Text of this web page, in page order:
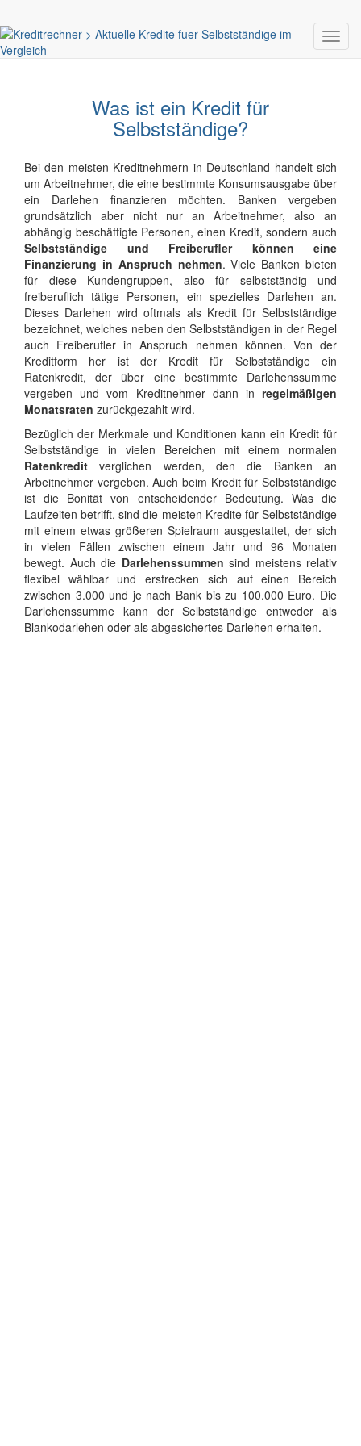
Was ist ein Kredit für
Selbstständige?
Bei den meisten Kreditnehmern in Deutschland handelt sich
um Arbeitnehmer, die eine bestimmte Konsumsausgabe über
ein Darlehen finanzieren möchten. Banken vergeben
grundsätzlich aber nicht nur an Arbeitnehmer, also an
abhängig beschäftigte Personen, einen Kredit, sondern auch
Selbstständige und Freiberufler können eine
Finanzierung in Anspruch nehmen. Viele Banken bieten
für diese Kundengruppen, also für selbstständig und
freiberuflich tätige Personen, ein spezielles Darlehen an.
Dieses Darlehen wird oftmals als Kredit für Selbstständige
bezeichnet, welches neben den Selbstständigen in der Regel
auch Freiberufler in Anspruch nehmen können. Von der
Kreditform her ist der Kredit für Selbstständige ein
Ratenkredit, der über eine bestimmte Darlehenssumme
vergeben und vom Kreditnehmer dann in regelmäßigen
Monatsraten zurückgezahlt wird.
Bezüglich der Merkmale und Konditionen kann ein Kredit für
Selbstständige in vielen Bereichen mit einem normalen
Ratenkredit verglichen werden, den die Banken an
Arbeitnehmer vergeben. Auch beim Kredit für Selbstständige
ist die Bonität von entscheidender Bedeutung. Was die
Laufzeiten betrifft, sind die meisten Kredite für Selbstständige
mit einem etwas größeren Spielraum ausgestattet, der sich
in vielen Fällen zwischen einem Jahr und 96 Monaten
bewegt. Auch die Darlehenssummen sind meistens relativ
flexibel wählbar und erstrecken sich auf einen Bereich
zwischen 3.000 und je nach Bank bis zu 100.000 Euro. Die
Darlehenssumme kann der Selbstständige entweder als
Blankodarlehen oder als abgesichertes Darlehen erhalten.